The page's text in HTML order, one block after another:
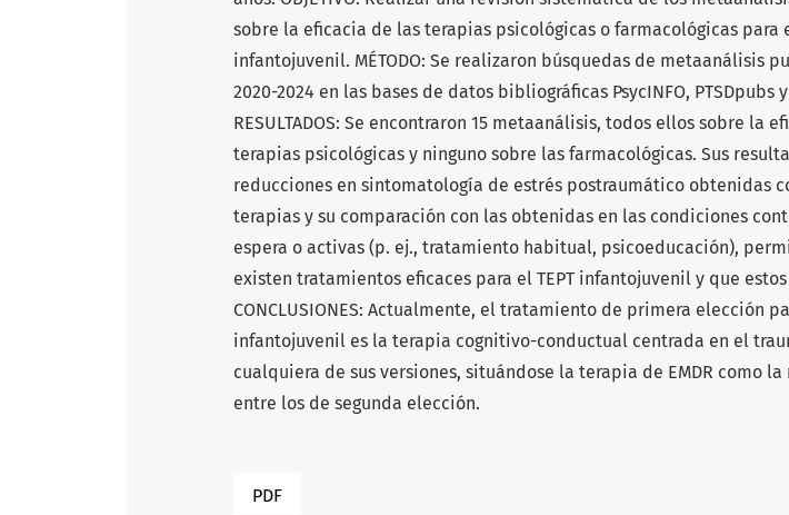
sobre la eficacia de las terapias psicológicas o farmacológicas para
infantojuvenil. MÉTODO: Se realizaron búsquedas de metaanálisis
2020-2024 en las bases de datos bibliográficas PsycINFO, PTSDpubs y
RESULTADOS: Se encontraron 15 metaanálisis, todos ellos sobre la
terapias psicológicas y ninguno sobre las farmacológicas. Sus
reducciones en sintomatología de estrés postraumático obtenidas
terapias y su comparación con las obtenidas en las condiciones
espera o activas (p. ej., tratamiento habitual, psicoeducación),
existen tratamientos eficaces para el TEPT infantojuvenil y que
CONCLUSIONES: Actualmente, el tratamiento de primera elección
infantojuvenil es la terapia cognitivo-conductual centrada en el
cualquiera de sus versiones, situándose la terapia de EMDR como
entre los de segunda elección.
PDF